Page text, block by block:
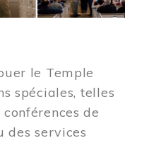
le Temple
spéciales, telles
de
des services